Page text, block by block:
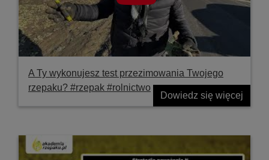
A Ty wykonujesz test przezimowania Twojego
rzepaku? #rzepak #rolnictwo
Dowiedz się więcej